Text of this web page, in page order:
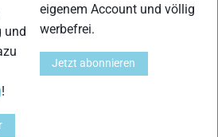
und
!
eigenem Account und völlig
werbefrei.
Jetzt abonnieren